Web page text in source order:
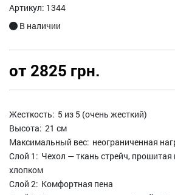
Артикул: 1344
В наличии
от 2825 грн.
Жесткость: 5 из 5 (очень жесткий)
Высота: 21 см
Максимальный вес: неограниченная
Слой 1: Чехол — ткань стрейч,
хлопком
Слой 2: Комфортная пена